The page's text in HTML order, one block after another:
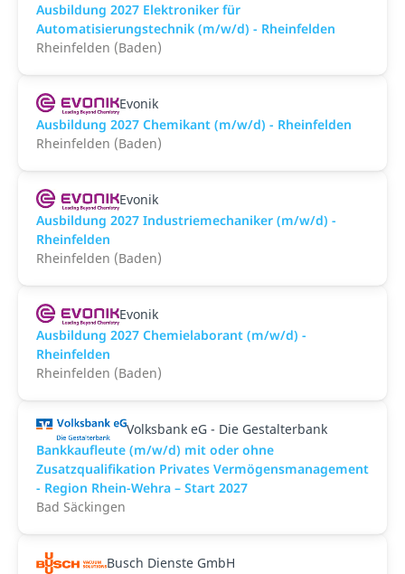
Ausbildung 2027 Elektroniker für
Automatisierungstechnik (m/w/d) - Rheinfelden
Rheinfelden (Baden)
Evonik
Ausbildung 2027 Chemikant (m/w/d) - Rheinfelden
Rheinfelden (Baden)
Evonik
Ausbildung 2027 Industriemechaniker (m/w/d) -
Rheinfelden
Rheinfelden (Baden)
Evonik
Ausbildung 2027 Chemielaborant (m/w/d) -
Rheinfelden
Rheinfelden (Baden)
Volksbank eG - Die Gestalterbank
Bankkaufleute (m/w/d) mit oder ohne
Zusatzqualifikation Privates Vermögensmanagement
- Region Rhein-Wehra – Start 2027
Bad Säckingen
Busch Dienste GmbH